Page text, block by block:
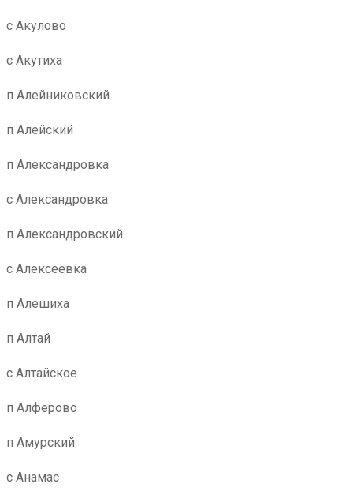
с Акулово
с Акутиха
п Алейниковский
п Алейский
п Александровка
с Александровка
п Александровский
с Алексеевка
п Алешиха
п Алтай
с Алтайское
п Алферово
п Амурский
с Анамас